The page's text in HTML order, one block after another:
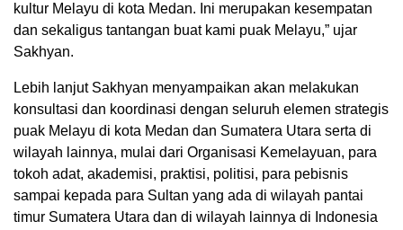
kultur Melayu di kota Medan. Ini merupakan kesempatan
dan sekaligus tantangan buat kami puak Melayu,” ujar
Sakhyan.
Lebih lanjut Sakhyan menyampaikan akan melakukan
konsultasi dan koordinasi dengan seluruh elemen strategis
puak Melayu di kota Medan dan Sumatera Utara serta di
wilayah lainnya, mulai dari Organisasi Kemelayuan, para
tokoh adat, akademisi, praktisi, politisi, para pebisnis
sampai kepada para Sultan yang ada di wilayah pantai
timur Sumatera Utara dan di wilayah lainnya di Indonesia